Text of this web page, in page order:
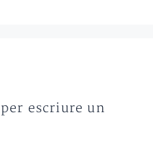
per escriure un